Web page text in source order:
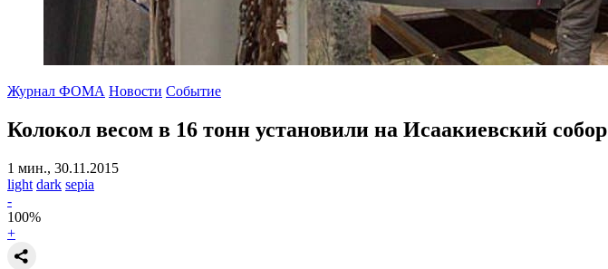
Журнал ФОМА Новости Событие
Колокол весом в 16 тонн установили на Исаакиевский собор
1 мин., 30.11.2015
light dark sepia
-
100%
+